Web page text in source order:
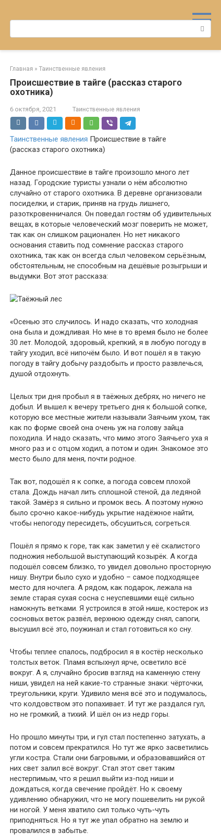
Поиск:
Главная » Таинственные явления
Происшествие в тайге (рассказ старого
охотника)
6 октября, 2021 Таинственные явления
Таинственные явления Происшествие в тайге
(рассказ старого охотника)
Данное происшествие в тайге произошло много лет
назад. Городские туристы узнали о нём абсолютно
случайно от старого охотника. В деревне организовали
посиделки, и старик, приняв на грудь лишнего,
разоткровенничался. Он поведал гостям об удивительных
вещах, в которые человеческий мозг поверить не может,
так как он слишком рационален. Но нет никакого
основания ставить под сомнение рассказ старого
охотника, так как он всегда слыл человеком серьёзным,
обстоятельным, не способным на дешёвые розыгрыши и
выдумки. Вот этот рассказа:
«Осенью это случилось. И надо сказать, что холодная
она была и дождливая. Но мне в то время было не более
30 лет. Молодой, здоровый, крепкий, я в любую погоду в
тайгу уходил, всё нипочём было. И вот пошёл я в такую
погоду в тайгу добычу раздобыть и просто развлечься,
душой отдохнуть.
Целых три дня пробыл я в таёжных дебрях, но ничего не
добыл. И вышел к вечеру третьего дня к большой сопке,
которую все местные жители называли Заячьим ухом, так
как по форме своей она очень уж на голову зайца
походила. И надо сказать, что мимо этого Заячьего уха я
много раз и с отцом ходил, а потом и один. Знакомое это
место было для меня, почти родное.
Так вот, подошёл я к сопке, а погода совсем плохой
стала. Дождь начал лить сплошной стеной, да ледяной
такой. Замёрз я сильно и промок весь. А поэтому нужно
было срочно какое-нибудь укрытие надёжное найти,
чтобы непогоду пересидеть, обсушиться, согреться.
Пошёл я прямо к горе, так как заметил у её скалистого
подножия небольшой выступающий козырёк. А когда
подошёл совсем близко, то увидел довольно просторную
нишу. Внутри было сухо и удобно – самое подходящее
место для ночлега. А рядом, как подарок, лежала на
земле старая сухая сосна с неуспевшими ещё сильно
намокнуть ветками. Я устроился в этой нише, костерок из
сосновых веток развёл, верхнюю одежду снял, сапоги,
высушил всё это, поужинал и стал готовиться ко сну.
Чтобы теплее спалось, подбросил я в костёр несколько
толстых веток. Пламя вспыхнул ярче, осветило всё
вокруг. А я, случайно бросив взгляд на каменную стену
ниши, увидел на ней какие-то странные знаки: чёрточки,
треугольники, круги. Удивило меня всё это и подумалось,
что колдовством это попахивает. И тут же раздался гул,
но не громкий, а тихий. И шёл он из недр горы.
Но прошло минуты три, и гул стал постепенно затухать, а
потом и совсем прекратился. Но тут же ярко засветились
угли костра. Стали они багровыми, и образовавшийся от
них свет залил всё вокруг. Стал этот свет таким
нестерпимым, что я решил выйти из-под ниши и
дождаться, когда свечение пройдёт. Но к своему
удивлению обнаружил, что не могу пошевелить ни рукой
ни ногой. У меня хватило сил только чуть-чуть
приподняться. Но я тут же упал обратно на землю и
провалился в забытье.